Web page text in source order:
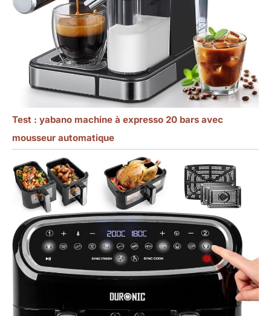
Test : yabano machine à expresso 20 bars avec
mousseur automatique